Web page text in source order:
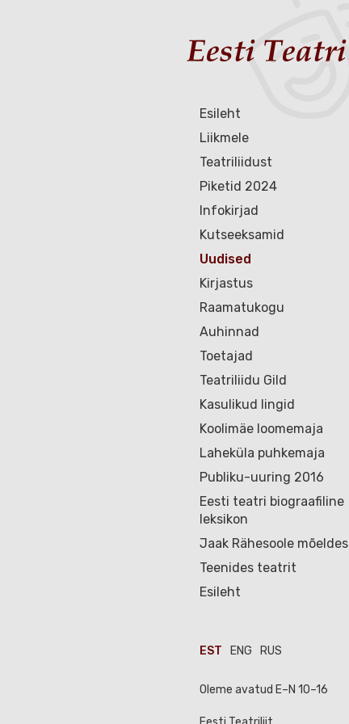
Esileht
Liikmele
Teatriliidust
Piketid 2024
Infokirjad
Kutseeksamid
Uudised
Kirjastus
Raamatukogu
Auhinnad
Toetajad
Teatriliidu Gild
Kasulikud lingid
Koolimäe loomemaja
Laheküla puhkemaja
Publiku-uuring 2016
Eesti teatri biograafiline
leksikon
Jaak Rähesoole mõeldes
Teenides teatrit
Esileht
EST ENG RUS
Oleme avatud E–N 10–16